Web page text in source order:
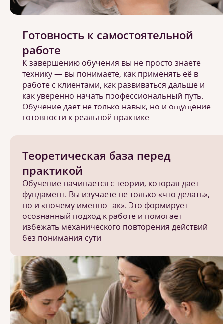
Теоретическая база перед
практикой
Обучение начинается с теории, которая дает
фундамент. Вы изучаете не только «что делать»,
но и «почему именно так». Это формирует
осознанный подход к работе и помогает
избежать механического повторения действий
без понимания сути
Готовность к самостоятельной
работе
К завершению обучения вы не просто знаете
технику — вы понимаете, как применять её в
работе с клиентами, как развиваться дальше и
как уверенно начать профессиональный путь.
Обучение дает не только навык, но и ощущение
готовности к реальной практике